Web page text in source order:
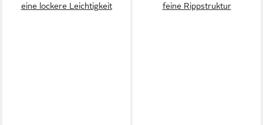
eine lockere Leichtigkeit
feine Rippstruktur